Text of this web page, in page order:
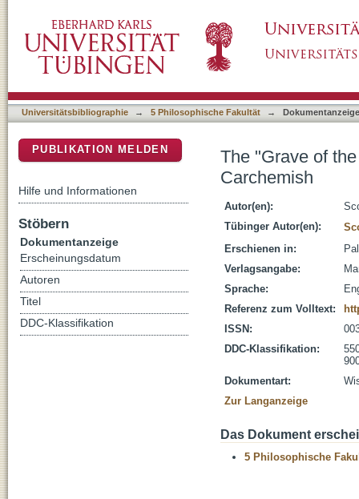
Universitätsbibliographie → 5 Philosophische Fakultät → Dokumentanzeige
The "Grave of
Carchemish
Autor(en):
Tübinger Autor(en):
Erschienen in:
Verlagsangabe:
Sprache:
Referenz zum Volltext:
ISSN:
DDC-Klassifikation:
Dokumentart:
Zur Langanzeige
Das Dokument
5 Philosophische
PUBLIKATION MELDEN
Hilfe und Informationen
Stöbern
Dokumentanzeige
Erscheinungsdatum
Autoren
Titel
DDC-Klassifikation